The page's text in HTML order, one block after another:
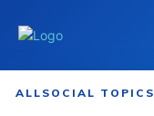
ALLSOCIAL TOPICS